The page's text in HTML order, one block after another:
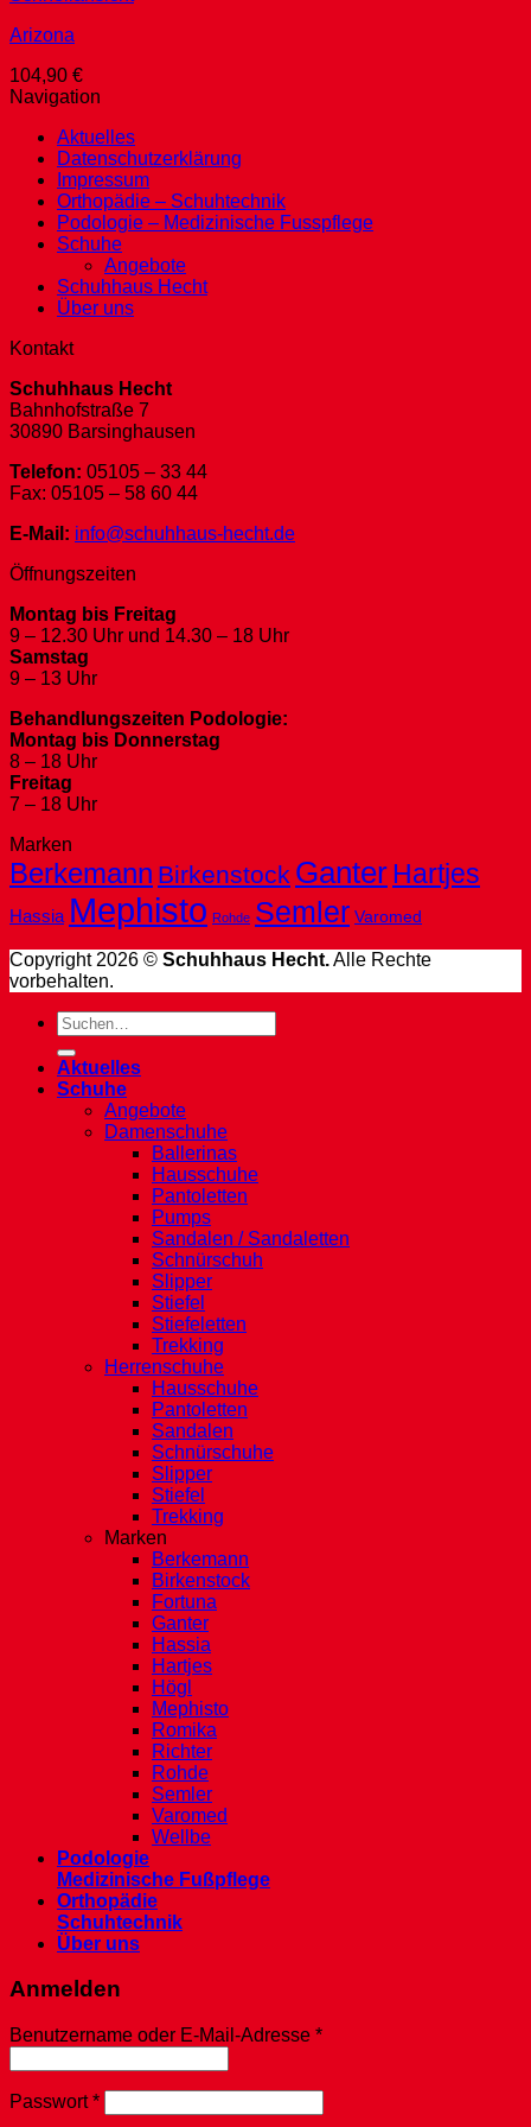
Arizona
104,90 €
Navigation
Aktuelles
Datenschutzerklärung
Impressum
Orthopädie – Schuhtechnik
Podologie – Medizinische Fusspflege
Schuhe
Angebote
Schuhhaus Hecht
Über uns
Kontakt
Schuhhaus Hecht
Bahnhofstraße 7
30890 Barsinghausen
Telefon: 05105 – 33 44
Fax: 05105 – 58 60 44
E-Mail: info@schuhhaus-hecht.de
Öffnungszeiten
Montag bis Freitag
9 – 12.30 Uhr und 14.30 – 18 Uhr
Samstag
9 – 13 Uhr
Behandlungszeiten Podologie:
Montag bis Donnerstag
8 – 18 Uhr
Freitag
7 – 18 Uhr
Marken
Berkemann Birkenstock GanterHartjes
Hassia Mephisto Rohde Semler Varomed
Copyright 2026 © Schuhhaus Hecht.Alle Rechte
vorbehalten.
Suche
nach:
Aktuelles
Schuhe
Angebote
Damenschuhe
Ballerinas
Hausschuhe
Pantoletten
Pumps
Sandalen / Sandaletten
Schnürschuh
Slipper
Stiefel
Stiefeletten
Trekking
Herrenschuhe
Hausschuhe
Pantoletten
Sandalen
Schnürschuhe
Slipper
Stiefel
Trekking
Marken
Berkemann
Birkenstock
Fortuna
Ganter
Hassia
Hartjes
Högl
Mephisto
Romika
Richter
Rohde
Semler
Varomed
Wellbe
Podologie
Medizinische Fußpflege
Orthopädie
Schuhtechnik
Über uns
Anmelden
Benutzername oder E-Mail-Adresse *Erforderlich
Passwort*Erforderlich